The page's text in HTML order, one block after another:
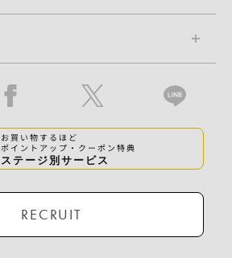
お買い物するほど
ポイントアップ・クーポン特典
ステージ別サービス
RECRUIT